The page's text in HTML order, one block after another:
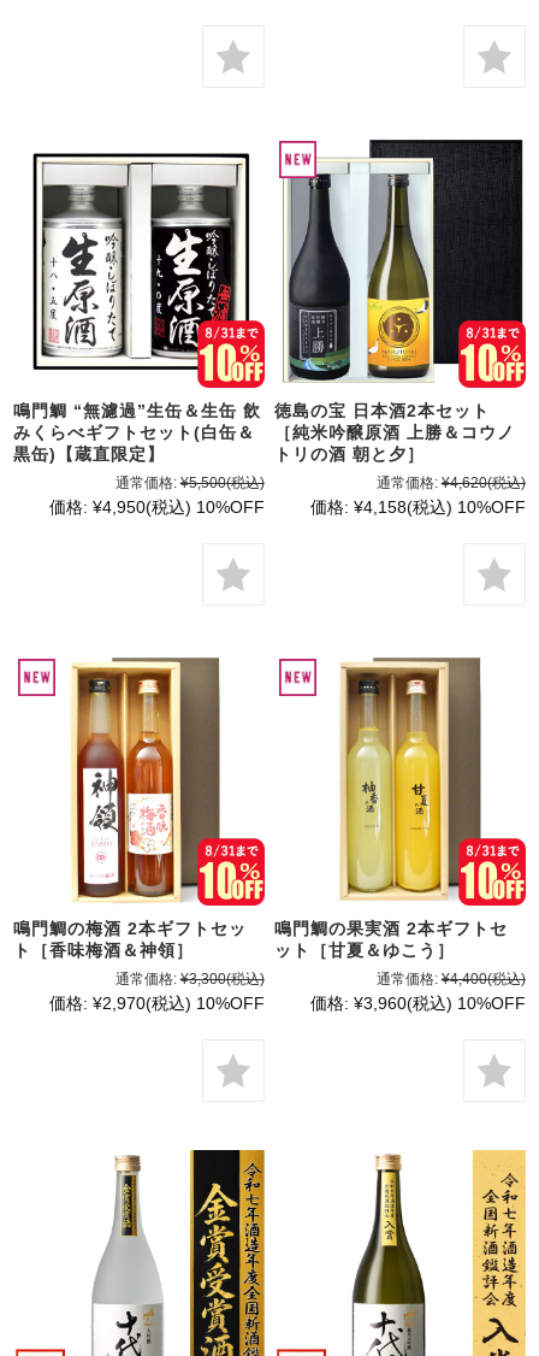
鳴門鯛 “無濾過”生缶＆生缶 飲
みくらべギフトセット(白缶＆
黒缶)【蔵直限定】
通常価格: ¥5,500(税込)
価格: ¥4,950(税込) 10%OFF
徳島の宝 日本酒2本セット
［純米吟醸原酒 上勝＆コウノ
トリの酒 朝と夕］
通常価格: ¥4,620(税込)
価格: ¥4,158(税込) 10%OFF
鳴門鯛の梅酒 2本ギフトセッ
ト［香味梅酒＆神領］
通常価格: ¥3,300(税込)
価格: ¥2,970(税込) 10%OFF
鳴門鯛の果実酒 2本ギフトセ
ット［甘夏＆ゆこう］
通常価格: ¥4,400(税込)
価格: ¥3,960(税込) 10%OFF